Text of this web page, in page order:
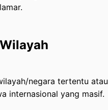
negara tertentu atau
internasional yang masif.